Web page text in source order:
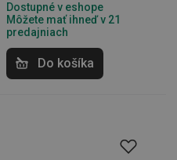
Dostupné v eshope
Môžete mať ihneď v 21
predajniach
Do košíka